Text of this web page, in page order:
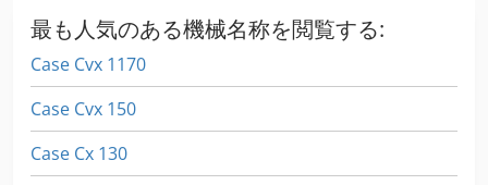
最も人気のある機械名称を閲覧する:
Case Cvx 1170
Case Cvx 150
Case Cx 130